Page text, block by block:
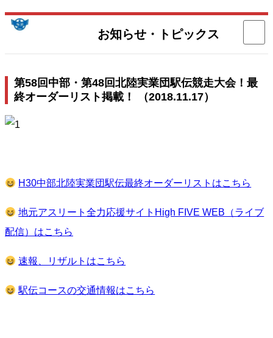
お知らせ・トピックス
第58回中部・第48回北陸実業団駅伝競走大会！最
終オーダーリスト掲載！
（2018.11.17）
H30中部北陸実業団駅伝最終オーダーリストはこちら
地元アスリート全力応援サイトHigh FIVE WEB（ライブ
配信）はこちら
速報、リザルトはこちら
駅伝コースの交通情報はこちら